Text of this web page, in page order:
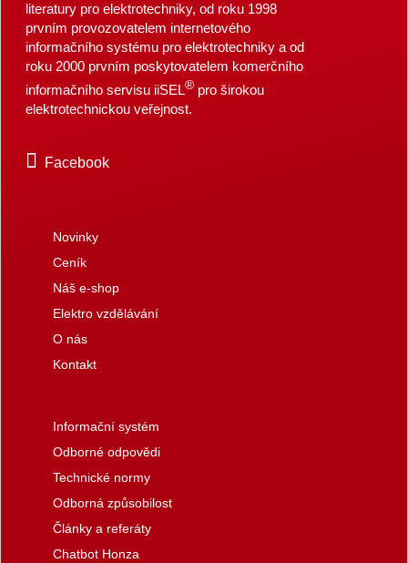
literatury pro elektrotechniky, od roku 1998
prvním provozovatelem internetového
informačního systému pro elektrotechniky a od
roku 2000 prvním poskytovatelem komerčního
informačního servisu iiSEL®pro širokou
elektrotechnickou veřejnost.
Facebook
Novinky
Ceník
Náš e-shop
Elektro vzdělávání
O nás
Kontakt
Informační systém
Odborné odpovědi
Technické normy
Odborná způsobilost
Články a referáty
Chatbot Honza